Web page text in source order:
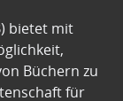
bietet mit
Büchern zu
für